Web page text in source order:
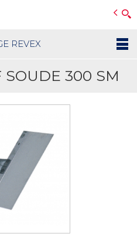
REVEX
SOUDE 300 SM